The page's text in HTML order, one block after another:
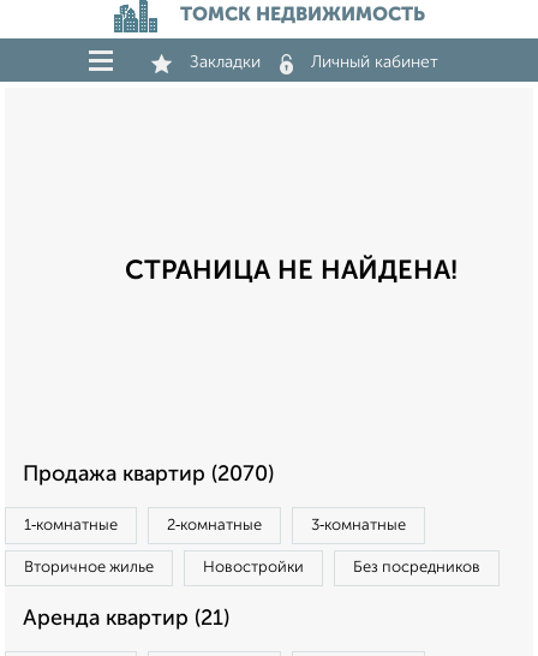
ТОМСК НЕДВИЖИМОСТЬ
Закладки Личный кабинет
СТРАНИЦА НЕ НАЙДЕНА!
Продажа квартир (2070)
1‑комнатные 2‑комнатные 3‑комнатные
Вторичное жилье Новостройки Без посредников
Аренда квартир (21)